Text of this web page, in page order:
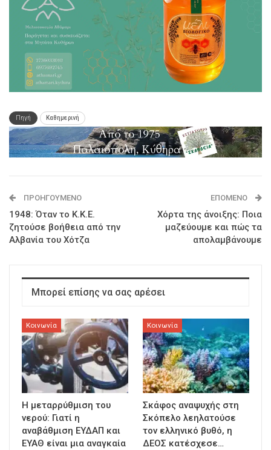
Πηγή Καθημερινή
ΠΡΟΗΓΟΎΜΕΝΟ
1948: Όταν το Κ.Κ.Ε.
ζητούσε βοήθεια από την
Αλβανία του Χότζα
ΕΠΌΜΕΝΟ
Χόρτα της άνοιξης: Ποια
μαζεύουμε και πώς τα
απολαμβάνουμε
Μπορεί επίσης να σας αρέσει
Κοινωνία
Η μεταρρύθμιση του
νερού: Γιατί η
αναβάθμιση ΕΥΔΑΠ και
ΕΥΑΘ είναι μια αναγκαία
Κοινωνία
Σκάφος αναψυχής στη
Σκόπελο λεηλατούσε
τον ελληνικό βυθό, η
ΔΕΟΣ κατέσχεσε…